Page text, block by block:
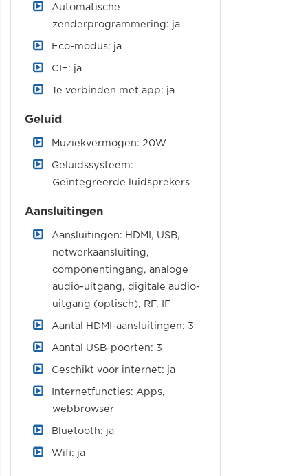
Automatische
zenderprogrammering: ja
Eco-modus: ja
CI+: ja
Te verbinden met app: ja
Geluid
Muziekvermogen: 20W
Geluidssysteem:
Geïntegreerde luidsprekers
Aansluitingen
Aansluitingen: HDMI, USB,
netwerkaansluiting,
componentingang, analoge
audio-uitgang, digitale audio-
uitgang (optisch), RF, IF
Aantal HDMI-aansluitingen: 3
Aantal USB-poorten: 3
Geschikt voor internet: ja
Internetfuncties: Apps,
webbrowser
Bluetooth: ja
Wifi: ja